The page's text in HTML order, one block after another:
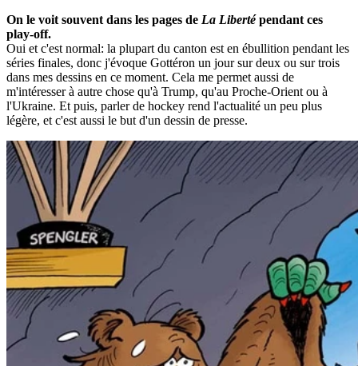
On le voit souvent dans les pages de La Libertépendant ces
play-off.
Oui et c'est normal: la plupart du canton est en ébullition pendant les
séries finales, donc j'évoque Gottéron un jour sur deux ou sur trois
dans mes dessins en ce moment. Cela me permet aussi de
m'intéresser à autre chose qu'à Trump, qu'au Proche-Orient ou à
l'Ukraine. Et puis, parler de hockey rend l'actualité un peu plus
légère, et c'est aussi le but d'un dessin de presse.